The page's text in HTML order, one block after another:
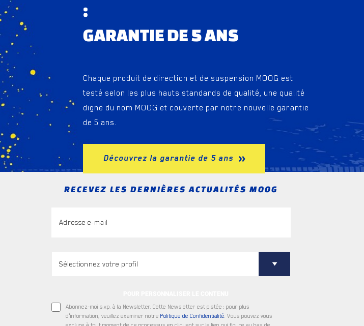
:
GARANTIE DE 5 ANS
Chaque produit de direction et de suspension MOOG est
testé selon les plus hauts standards de qualité, une qualité
digne du nom MOOG et couverte par notre nouvelle garantie
de 5 ans.
Découvrez la garantie de 5 ans
RECEVEZ LES DERNIÈRES ACTUALITÉS MOOG
Abonnez-moi s.v.p. à la Newsletter. Cette Newsletter est pistée ; pour plus
d'information, veuillez examiner notre Politique de Confidentialité. Vous pouvez vous